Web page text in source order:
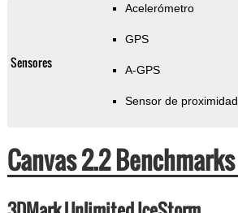
Sensores
Acelerómetro
GPS
A-GPS
Sensor de proximidad
Canvas 2.2 Benchmarks